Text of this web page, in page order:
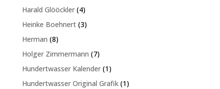
Produkt
Harald Glööckler 44
Produkte
Heinke Boehnert 33
Herman 88
Holger Zimmermann 77
Produkte
Hundertwasser Kalender 11
Produkt
Hundertwasser Original Grafik 11